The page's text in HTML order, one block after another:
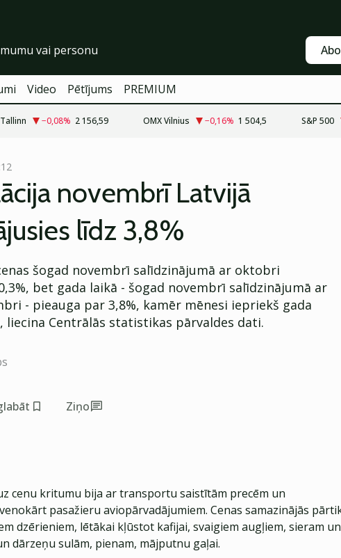
Video Pētījums PREMIUM
−0,08% 2 156,59 OMX Vilnius −0,16% 1 504,5 S&P 500
novembrī Latvijā
līdz 3,8%
šogad novembrī salīdzinājumā ar oktobri
bet gada laikā - šogad novembrī salīdzinājumā ar
- pieauga par 3,8%, kamēr mēnesi iepriekš gada
liecina Centrālās statistikas pārvaldes dati.
Ziņo
cenu kritumu bija ar transportu saistītām precēm un
pasažieru aviopārvadājumiem. Cenas samazinājās
dzērieniem, lētākai kļūstot kafijai, svaigiem augļiem, sieram un
dārzeņu sulām, pienam, mājputnu gaļai.